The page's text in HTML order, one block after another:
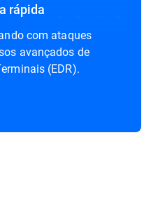
rápida
com ataques
avançados de
(EDR).